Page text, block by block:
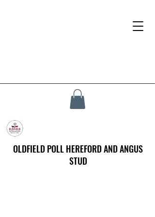
OLDFIELD POLL HEREFORD AND ANGUS
STUD